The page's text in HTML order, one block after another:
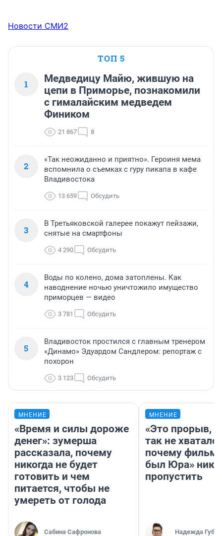
Новости СМИ2
ТОП 5
1
Медведицу Майю, жившую на
цепи в Приморье, познакомили
с гималайским медведем
Фиником
21 867 8
2
«Так неожиданно и приятно». Героиня мема
вспомнила о съемках с гуру пикапа в кафе
Владивостока
13 659 Обсудить
3
В Третьяковской галерее покажут пейзажи,
снятые на смартфоны
4 290 Обсудить
4
Воды по колено, дома затоплены. Как
наводнение ночью уничтожило имущество
приморцев — видео
3 781 Обсудить
5
Владивосток простился с главным тренером
«Динамо» Эдуардом Сандлером: репортаж с
похорон
3 123 Обсудить
МНЕНИЕ
«Время и силы дороже
денег»: зумерша
рассказала, почему
никогда не будет
готовить и чем
питается, чтобы не
умереть от голода
Сабина Сафронова
МНЕНИЕ
«Это прорыв,
так не
почему фильм
был Юра»
пропустить
Надежда